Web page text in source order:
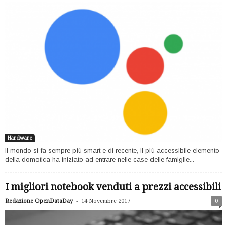
Hardware
Il mondo si fa sempre più smart e di recente, il più accessibile elemento
della domotica ha iniziato ad entrare nelle case delle famiglie...
I migliori notebook venduti a prezzi accessibili
Redazione OpenDataDay - 14 Novembre 2017 0